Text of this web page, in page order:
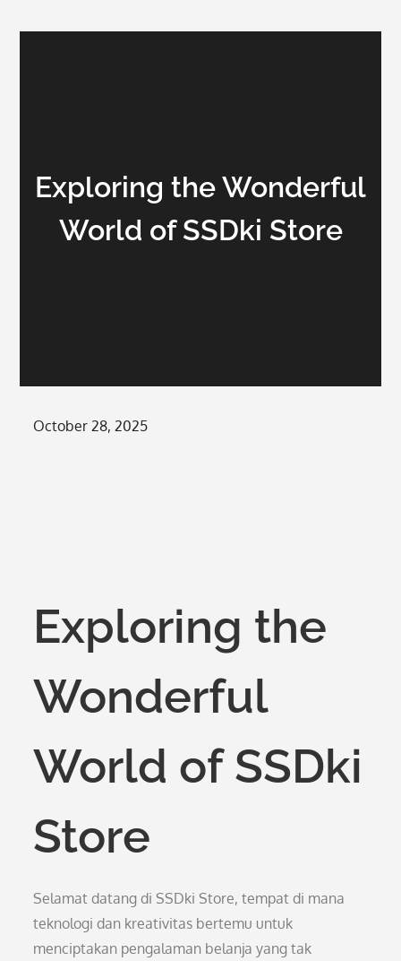
Exploring the Wonderful
World of SSDki Store
Posted
October 28, 2025
Exploring the
Wonderful
World of SSDki
Store
Selamat datang di SSDki Store, tempat di mana
teknologi dan kreativitas bertemu untuk
menciptakan pengalaman belanja yang tak